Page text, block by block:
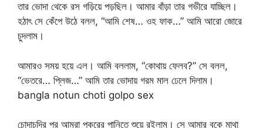
তার ভোদা থেকে রস গড়িয়ে পড়ছিল। আমার বাঁড়া তার গভীরে যাচ্ছিল।
হঠাৎ সে কেঁপে উঠে বলল, “আমি শেষ… ওহ ফাক…” আমি আরো জোরে
চুদলাম।
আমারও সময় হয়ে এল। আমি বললাম, “কোথায় ফেলব?” সে বলল,
“ভেতরে… প্লিজ…” আমি তার ভোদায় গরম মাল ঢেলে দিলাম।
bangla notun choti golpo sex
চোদাচুদির পর আমরা পুকুরের পানিতে শুয়ে রইলাম। সে আমার বুকে মাথা